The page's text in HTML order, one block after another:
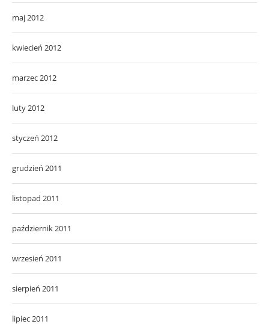
maj 2012
kwiecień 2012
marzec 2012
luty 2012
styczeń 2012
grudzień 2011
listopad 2011
październik 2011
wrzesień 2011
sierpień 2011
lipiec 2011